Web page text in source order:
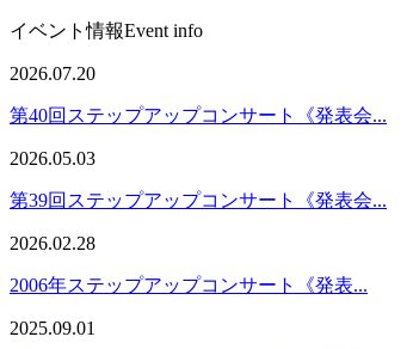
イベント情報Event info
2026.07.20
第40回ステップアップコンサート《発表会...
2026.05.03
第39回ステップアップコンサート《発表会...
2026.02.28
2006年ステップアップコンサート《発表...
2025.09.01